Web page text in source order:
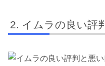
イムラの良い評